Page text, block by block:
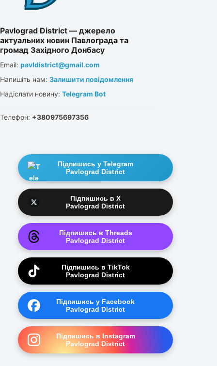
Pavlograd District — джерело
актуальних новин Павлограда та
громад Західного Донбасу
Email: pavldistrict@gmail.com
Напишіть нам: Залишити повідомлення
Надіслати новину: Telegram Bot
Телефон: +380975697356
Підпишись у Telegram
Pavlograd District
Підпишись в X
Pavlograd District
Підпишись в Threads
Pavlograd District
Підпишись в TikTok
Pavlograd District
Підпишись у Facebook
Pavlograd District
Підпишись в Instagram
Pavlograd District